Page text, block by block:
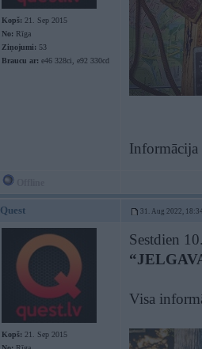
Kopš: 21. Sep 2015
No: Rīga
Ziņojumi: 53
Braucu ar: e46 328ci, e92 330cd
Informācija
Quest 31. Aug 2022,
Kopš: 21. Sep 2015
Sestdien
Visa